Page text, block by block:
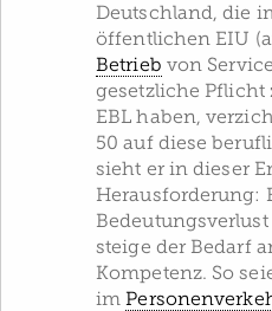
Deutschland, die
öffentlichen EIU
Betrieb von
gesetzliche Pflicht
EBL haben,
50 auf diese
sieht er in dieser
Herausforderung:
Bedeutungsverlust
steige der Bedarf
Kompetenz. So
im